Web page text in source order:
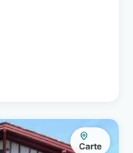
Carte